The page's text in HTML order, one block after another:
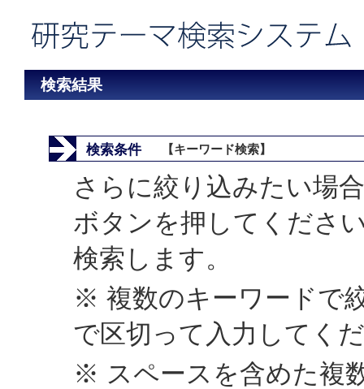
検索結果
検索条件 【キーワード検索】
さらに絞り込みたい場
ボタンを押してくださ
検索します。
※ 複数のキーワードで
で区切って入力してく
※ スペースを含めた複